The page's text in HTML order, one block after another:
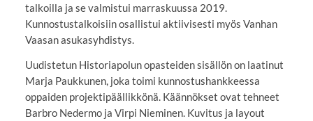
talkoilla ja se valmistui marraskuussa 2019.
Kunnostustalkoisiin osallistui aktiivisesti myös Vanhan
Vaasan asukasyhdistys.
Uudistetun Historiapolun opasteiden sisällön on laatinut
Marja Paukkunen, joka toimi kunnostushankkeessa
oppaiden projektipäällikkönä. Käännökset ovat tehneet
Barbro Nedermo ja Virpi Nieminen. Kuvitus ja layout